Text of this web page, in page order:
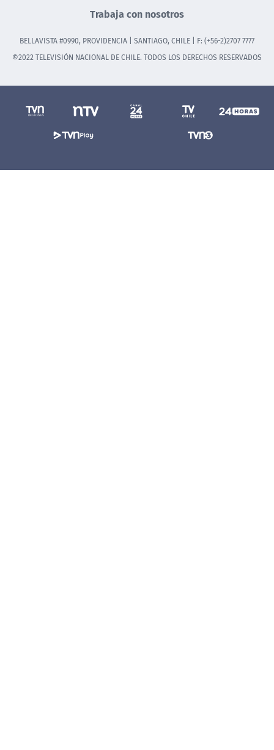
Trabaja con nosotros
BELLAVISTA #0990, PROVIDENCIA | SANTIAGO, CHILE | F: (+56-2)2707 7777
©2022 TELEVISIÓN NACIONAL DE CHILE. TODOS LOS DERECHOS RESERVADOS